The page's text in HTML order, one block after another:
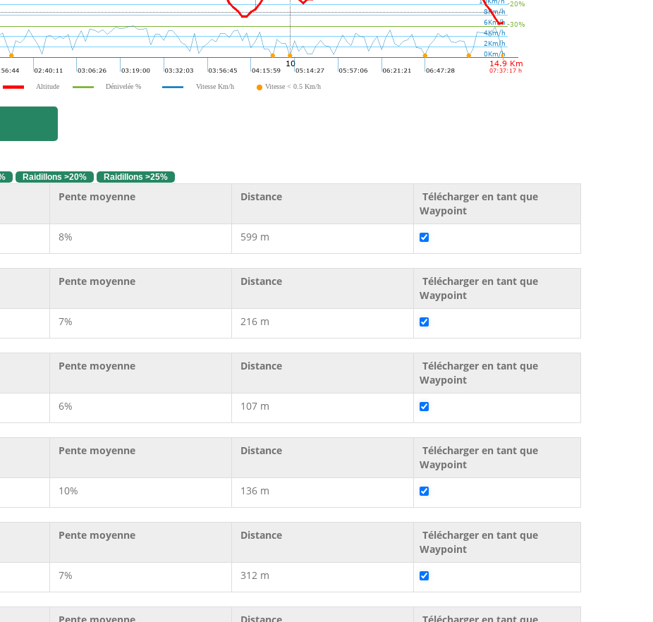
Altitude Dénivelée % Vitesse Km/h Vitesse < 0.5 Km/h
Raidillons >20% Raidillons >25%
Pente moyenne Distance
Télécharger en tant que
Waypoint
8% 599 m
Pente moyenne Distance
Télécharger en tant que
Waypoint
7% 216 m
Pente moyenne Distance
Télécharger en tant que
Waypoint
6% 107 m
Pente moyenne Distance
Télécharger en tant que
Waypoint
10% 136 m
Pente moyenne Distance
Télécharger en tant que
Waypoint
7% 312 m